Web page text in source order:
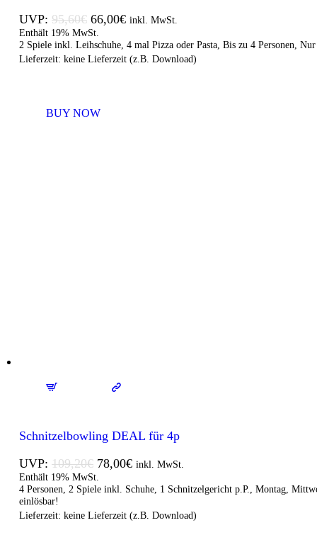
UVP: 95,60€ 66,00€ inkl. MwSt.
Enthält 19% MwSt.
2 Spiele inkl. Leihschuhe, 4 mal Pizza oder Pasta, Bis zu 4 Personen,
Lieferzeit: keine Lieferzeit (z.B. Download)
BUY NOW
Schnitzelbowling DEAL für 4p
UVP: 109,20€ 78,00€ inkl. MwSt.
Enthält 19% MwSt.
4 Personen, 2 Spiele inkl. Schuhe, 1 Schnitzelgericht p.P., Montag,
einlösbar!
Lieferzeit: keine Lieferzeit (z.B. Download)